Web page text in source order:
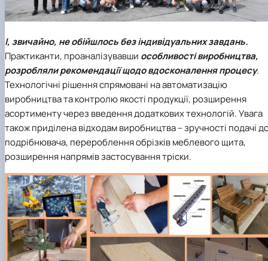
І, звичайно, не обійшлось без індивідуальних завдань.
Практиканти, проаналізувавши особливості виробництва,
розробляли рекомендації щодо вдосконалення процесу.
Технологічні рішення спрямовані на автоматизацію
виробництва та контролю якості продукції, розширення
асортименту через введення додаткових технологій. Увага
також приділена відходам виробництва – зручності подачі
подрібнювача, перероблення обрізків меблевого щита,
розширення напрямів застосування тріски.